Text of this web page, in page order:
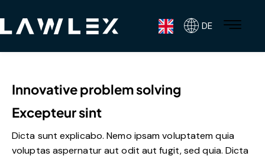
DE
Innovative problem solving
Excepteur sint
Dicta sunt explicabo. Nemo ipsam voluptatem quia
voluptas aspernatur aut odit aut fugit, sed quia. Dicta